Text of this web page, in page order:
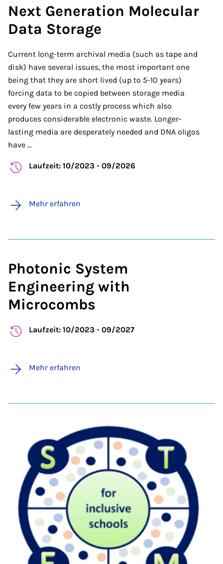
Next Generation Molecular
Data Storage
Current long-term archival media (such as tape and
disk) have several issues, the most important one
being that they are short lived (up to 5-10 years)
forcing data to be copied between storage media
every few years in a costly process which also
produces considerable electronic waste. Longer-
lasting media are desperately needed and DNA oligos
have ...
Laufzeit: 10/2023 - 09/2026
Mehr erfahren
Photonic System
Engineering with
Microcombs
Laufzeit: 10/2023 - 09/2027
Mehr erfahren